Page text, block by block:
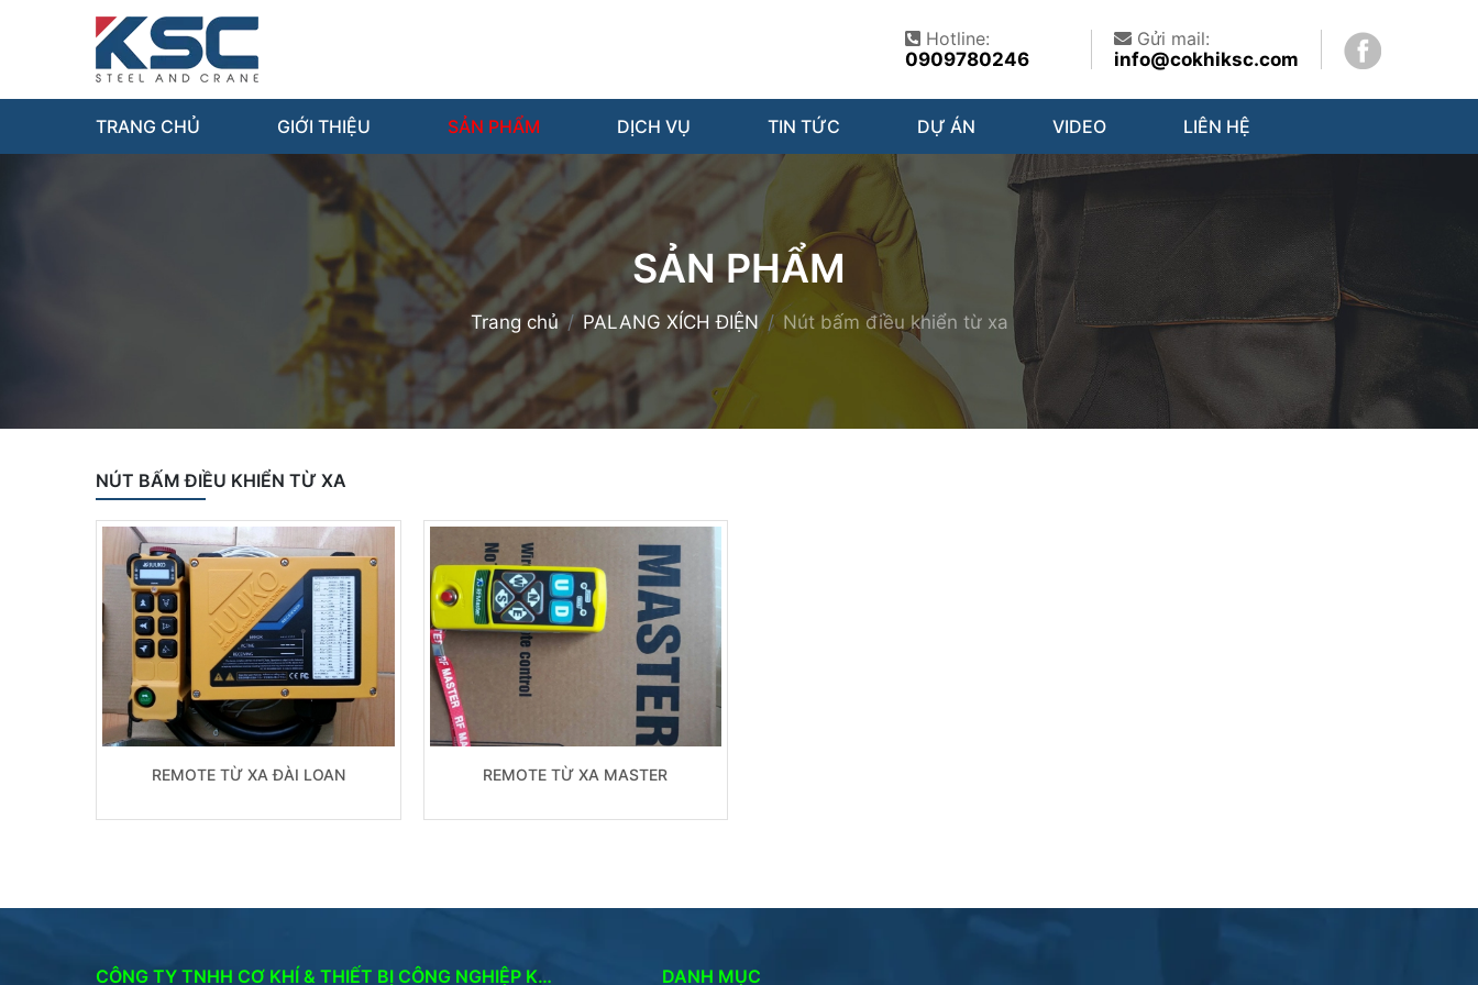
Hotline:
0909780246
Gửi mail:
info@cokhiksc.com
TRANG CHỦ GIỚI THIỆU SẢN PHẨM DỊCH VỤ TIN TỨC DỰ ÁN VIDEO LIÊN HỆ
SẢN PHẨM
Trang chủ PALANG XÍCH ĐIỆN Nút bấm điều khiển từ xa
NÚT BẤM ĐIỀU KHIỂN TỪ XA
REMOTE TỪ XA ĐÀI LOAN REMOTE TỪ XA MASTER
CÔNG TY TNHH CƠ KHÍ & THIẾT BỊ CÔNG NGHIỆP KSC DANH MỤC